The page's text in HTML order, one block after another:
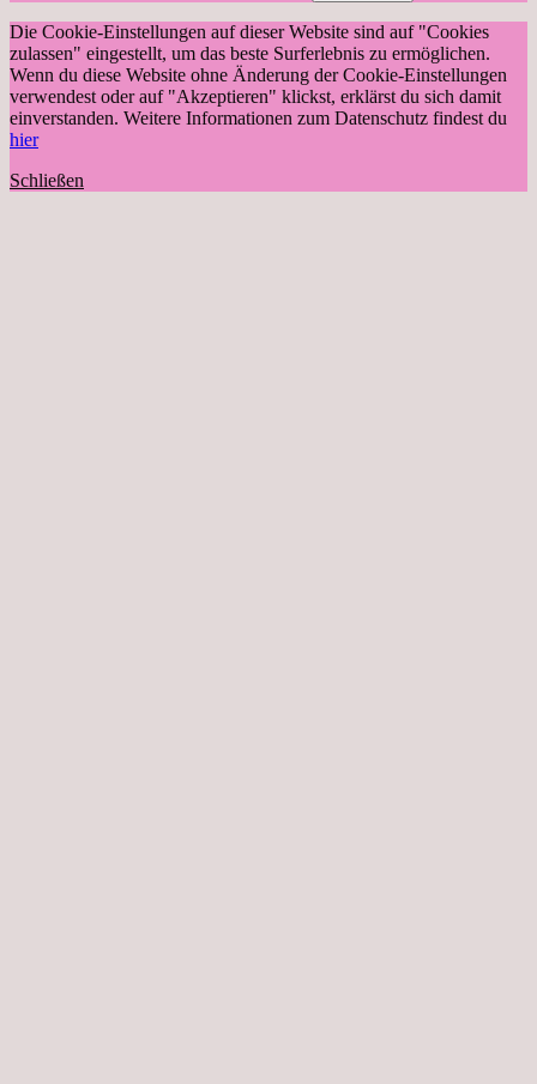
Die Cookie-Einstellungen auf dieser Website sind auf "Cookies
zulassen" eingestellt, um das beste Surferlebnis zu ermöglichen.
Wenn du diese Website ohne Änderung der Cookie-Einstellungen
verwendest oder auf "Akzeptieren" klickst, erklärst du sich damit
einverstanden. Weitere Informationen zum Datenschutz findest du
hier
Schließen